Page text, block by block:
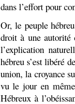
dans l’effort pour
Or, le peuple
droit à une autorité
l’explication
hébreu s’est libéré
union, la croyance
vu le jour en
Hébreux à